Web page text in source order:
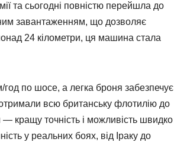
та сьогодні повністю перейшла до
завантаженням, що дозволяє
24 кілометри, ця машина стала
по шосе, а легка броня забезпечує
отримали всю британську флотилію до
кращу точність і можливість швидко
у реальних боях, від Іраку до